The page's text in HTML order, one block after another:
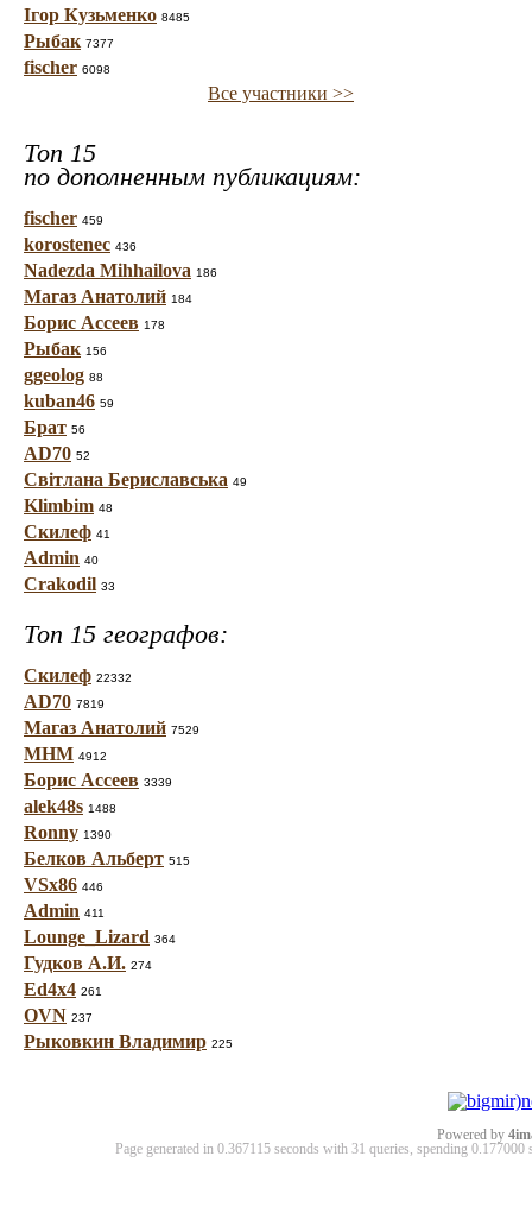
Ігор Кузьменко 8485
Рыбак 7377
fischer 6098
Все участники >>
Топ 15
по дополненным публикациям:
fischer 459
korostenec 436
Nadezda Mihhailova 186
Магаз Анатолий 184
Борис Ассеев 178
Рыбак 156
ggeolog 88
kuban46 59
Брат 56
AD70 52
Світлана Бериславська 49
Klimbim 48
Скилеф 41
Admin 40
Crakodil 33
Топ 15 географов:
Скилеф 22332
AD70 7819
Магаз Анатолий 7529
МНМ 4912
Борис Ассеев 3339
alek48s 1488
Ronny 1390
Белков Альберт 515
VSx86 446
Admin 411
Lounge_Lizard 364
Гудков А.И. 274
Ed4x4 261
OVN 237
Рыковкин Владимир 225
Powered by
Page generated in 0.367115 seconds with 31 queries, spending